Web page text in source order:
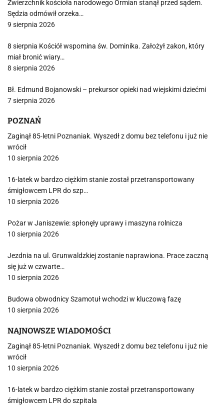
Zwierzchnik kościoła narodowego Ormian stanął przed sądem.
Sędzia odmówił orzeka…
9 sierpnia 2026
8 sierpnia Kościół wspomina św. Dominika. Założył zakon, który
miał bronić wiary…
8 sierpnia 2026
Bł. Edmund Bojanowski – prekursor opieki nad wiejskimi dziećmi
7 sierpnia 2026
POZNAŃ
Zaginął 85-letni Poznaniak. Wyszedł z domu bez telefonu i już nie
wrócił
10 sierpnia 2026
16-latek w bardzo ciężkim stanie został przetransportowany
śmigłowcem LPR do szp…
10 sierpnia 2026
Pożar w Janiszewie: spłonęły uprawy i maszyna rolnicza
10 sierpnia 2026
Jezdnia na ul. Grunwaldzkiej zostanie naprawiona. Prace zaczną
się już w czwarte…
10 sierpnia 2026
Budowa obwodnicy Szamotuł wchodzi w kluczową fazę
10 sierpnia 2026
NAJNOWSZE WIADOMOŚCI
Zaginął 85-letni Poznaniak. Wyszedł z domu bez telefonu i już nie
wrócił
10 sierpnia 2026
16-latek w bardzo ciężkim stanie został przetransportowany
śmigłowcem LPR do szpitala